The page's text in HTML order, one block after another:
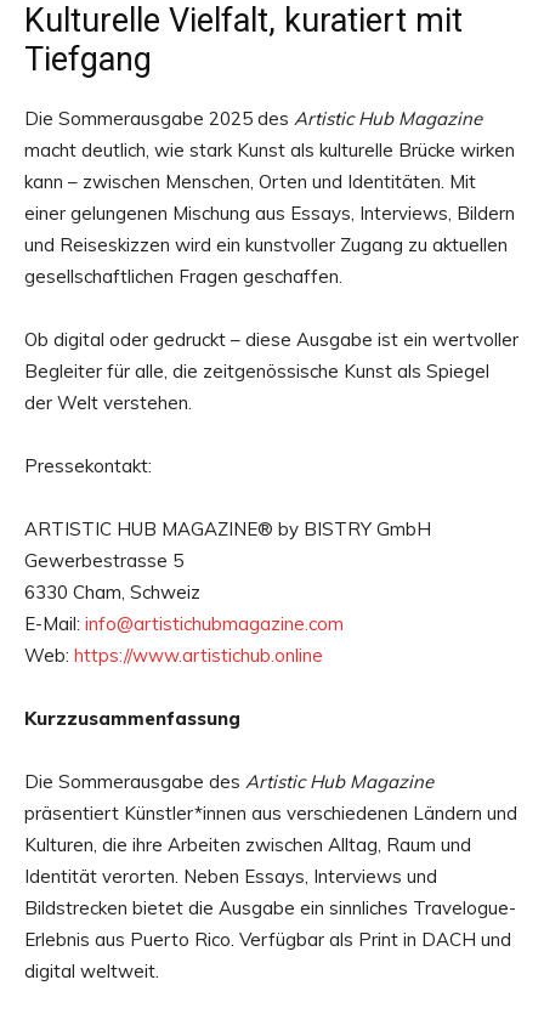
Kulturelle Vielfalt, kuratiert mit
Tiefgang
Die Sommerausgabe 2025 des Artistic Hub Magazine
macht deutlich, wie stark Kunst als kulturelle Brücke wirken
kann – zwischen Menschen, Orten und Identitäten. Mit
einer gelungenen Mischung aus Essays, Interviews, Bildern
und Reiseskizzen wird ein kunstvoller Zugang zu aktuellen
gesellschaftlichen Fragen geschaffen.
Ob digital oder gedruckt – diese Ausgabe ist ein wertvoller
Begleiter für alle, die zeitgenössische Kunst als Spiegel
der Welt verstehen.
Pressekontakt:
ARTISTIC HUB MAGAZINE® by BISTRY GmbH
Gewerbestrasse 5
6330 Cham, Schweiz
E-Mail: info@artistichubmagazine.com
Web: https://www.artistichub.online
Kurzzusammenfassung
Die Sommerausgabe des Artistic Hub Magazine
präsentiert Künstler*innen aus verschiedenen Ländern und
Kulturen, die ihre Arbeiten zwischen Alltag, Raum und
Identität verorten. Neben Essays, Interviews und
Bildstrecken bietet die Ausgabe ein sinnliches Travelogue-
Erlebnis aus Puerto Rico. Verfügbar als Print in DACH und
digital weltweit.